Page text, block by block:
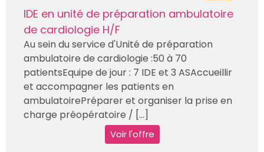
IDE en unité de préparation ambulatoire
de cardiologie H/F
Au sein du service d'Unité de préparation
ambulatoire de cardiologie :50 à 70
patientsEquipe de jour : 7 IDE et 3 ASAccueillir
et accompagner les patients en
ambulatoirePréparer et organiser la prise en
charge préopératoire / [...]
Voir l'offre